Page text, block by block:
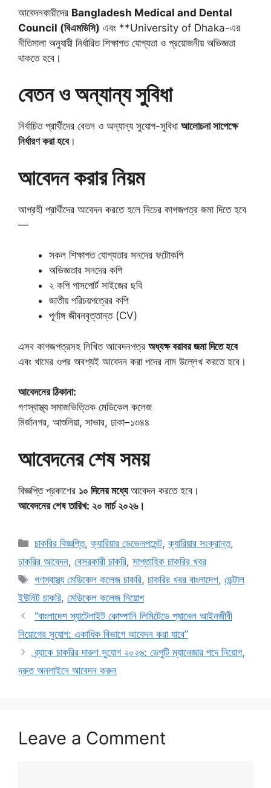
আবেদনকারীদের Bangladesh Medical and Dental
Council (বিএমডিসি) এবং **University of Dhaka-এর
নীতিমালা অনুযায়ী নির্ধারিত শিক্ষাগত যোগ্যতা ও প্রয়োজনীয় অভিজ্ঞতা
থাকতে হবে।
বেতন ও অন্যান্য সুবিধা
নির্বাচিত প্রার্থীদের বেতন ও অন্যান্য সুযোগ-সুবিধা আলোচনা সাপেক্ষে
নির্ধারণ করা হবে।
আবেদন করার নিয়ম
আগ্রহী প্রার্থীদের আবেদন করতে হলে নিচের কাগজপত্র জমা দিতে হবে
—
সকল শিক্ষাগত যোগ্যতার সনদের ফটোকপি
অভিজ্ঞতার সনদের কপি
২ কপি পাসপোর্ট সাইজের ছবি
জাতীয় পরিচয়পত্রের কপি
পূর্ণাঙ্গ জীবনবৃত্তান্ত (CV)
এসব কাগজপত্রসহ লিখিত আবেদনপত্র অধ্যক্ষ বরাবর জমা দিতে হবে
এবং খামের ওপর অবশ্যই আবেদন করা পদের নাম উল্লেখ করতে হবে।
আবেদনের ঠিকানা:
গণস্বাস্থ্য সমাজভিত্তিক মেডিকেল কলেজ
মির্জানগর, আশুলিয়া, সাভার, ঢাকা–১৩৪৪
আবেদনের শেষ সময়
বিজ্ঞপ্তি প্রকাশের ১০ দিনের মধ্যেআবেদন করতে হবে।
আবেদনের শেষ তারিখ: ২০ মার্চ ২০২৬।
Categories
চাকরির বিজ্ঞপ্তি,ক্যারিয়ার ডেভেলপমেন্ট,ক্যারিয়ার সংক্রান্ত,
চাকরির আবেদন, বেসরকারী চাকরি, সাপ্তাহিক চাকরির খবর
Tags
গণস্বাস্থ্য মেডিকেল কলেজ চাকরি,চাকরির খবর বাংলাদেশ,ডেন্টাল
ইউনিট চাকরি, মেডিকেল কলেজ নিয়োগ
“বাংলাদেশ স্যাটেলাইট কোম্পানি লিমিটেডে প্যানেল আইনজীবী
নিয়োগের সুযোগ: একাধিক বিভাগে আবেদন করা যাবে”
ব্র্যাকে চাকরির দারুণ সুযোগ ২০২৬: ডেপুটি ম্যানেজার পদে নিয়োগ,
দ্রুত অনলাইনে আবেদন করুন
Leave a Comment